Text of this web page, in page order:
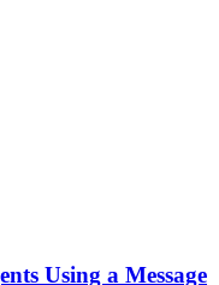
Using a Message